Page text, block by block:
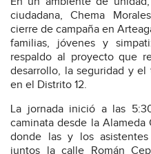
ciudadana, Chema
cierre de campaña en
familias, jóvenes y
respaldo al proyecto que
desarrollo, la seguridad y
en el Distrito 12.
La jornada inició a las
caminata desde la Alameda
donde las y los
juntos la calle Román